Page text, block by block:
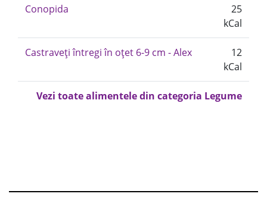
Conopida
25
kCal
Castraveți întregi în oțet 6-9 cm - Alex
12
kCal
Vezi toate alimentele din categoria Legume